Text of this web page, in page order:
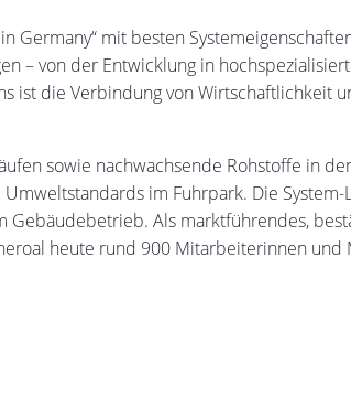
Germany“ mit besten
– von der Entwicklung in
ist die Verbindung von Wirtschaftlichkeit
sowie nachwachsende Rohstoffe in
im Fuhrpark. Die System-
Gebäudebetrieb. Als marktführendes,
heute rund 900 Mitarbeiterinnen und